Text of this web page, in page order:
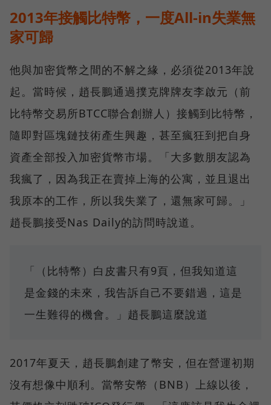
2013年接觸比特幣，一度All-in失業無
家可歸
他與加密貨幣之間的不解之緣，必須從2013年說
起。當時候，趙長鵬通過撲克牌牌友李啟元（前
比特幣交易所BTCC聯合創辦人）接觸到比特幣，
隨即對區塊鏈技術產生興趣，甚至瘋狂到把自身
資產全部投入加密貨幣市場。「大多數朋友認為
我瘋了，因為我正在賣掉上海的公寓，並且退出
我原本的工作，所以我失業了，還無家可歸。」
趙長鵬接受Nas Daily的訪問時說道。
「（比特幣）白皮書只有9頁，但我知道這
是金錢的未來，我告訴自己不要錯過，這是
一生難得的機會。」趙長鵬這麼說道
2017年夏天，趙長鵬創建了幣安，但在營運初期
沒有想像中順利。當幣安幣（BNB）上線以後，